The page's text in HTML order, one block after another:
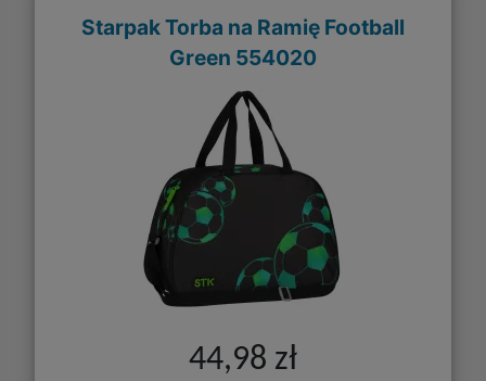
Starpak Torba na Ramię Football
Green 554020
44,98 zł